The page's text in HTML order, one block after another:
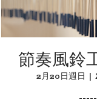
節奏風鈴
2月20日週日